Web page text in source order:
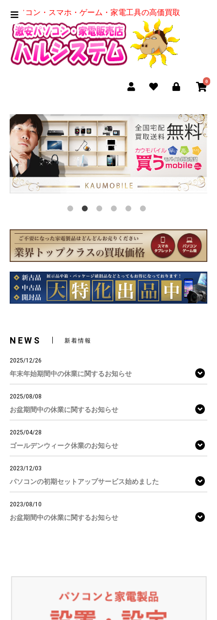
パソコン・スマホ・ゲーム・家電工具の高価買取
0
NEWS 新着情報
2025/12/26
年末年始期間中の休業に関するお知らせ
2025/08/08
お盆期間中の休業に関するお知らせ
2025/04/28
ゴールデンウィーク休業のお知らせ
2023/12/03
パソコンの初期セットアップサービス始めました
2023/08/10
お盆期間中の休業に関するお知らせ